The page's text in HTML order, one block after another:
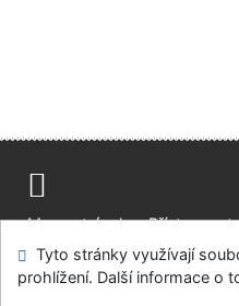
Mapa stránek Přístupnost
Modul OpenSearch
Tyto stránky využívají
prohlížení. Další informace o